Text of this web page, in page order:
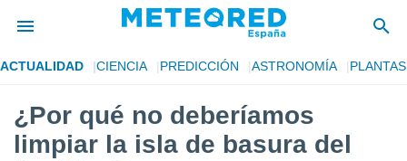
de
por
ACTUALIDAD CIENCIA PREDICCIÓN ASTRONOMÍA PLANTAS
¿Por qué no deberíamos
limpiar la isla de basura del